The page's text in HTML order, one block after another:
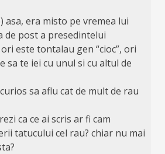
asa, era misto pe vremea lui
de post a presedintelui
este tontalau gen “cioc”, ori
sa te iei cu unul si cu altul de
sa aflu cat de mult de rau
ca ce ai scris ar fi cam
tatucului cel rau? chiar nu mai